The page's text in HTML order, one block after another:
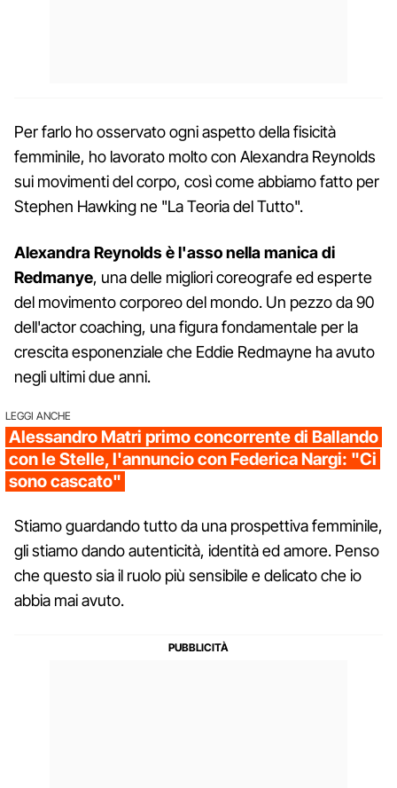
Per farlo ho osservato ogni aspetto della fisicità
femminile, ho lavorato molto con Alexandra Reynolds
sui movimenti del corpo, così come abbiamo fatto per
Stephen Hawking ne "La Teoria del Tutto".
Alexandra Reynolds è l'asso nella manica di
Redmanye, una delle migliori coreografe ed esperte
del movimento corporeo del mondo. Un pezzo da 90
dell'actor coaching, una figura fondamentale per la
crescita esponenziale che Eddie Redmayne ha avuto
negli ultimi due anni.
LEGGI ANCHE
Alessandro Matri primo concorrente di Ballando
con le Stelle, l'annuncio con Federica Nargi: "Ci
sono cascato"
Stiamo guardando tutto da una prospettiva femminile,
gli stiamo dando autenticità, identità ed amore. Penso
che questo sia il ruolo più sensibile e delicato che io
abbia mai avuto.